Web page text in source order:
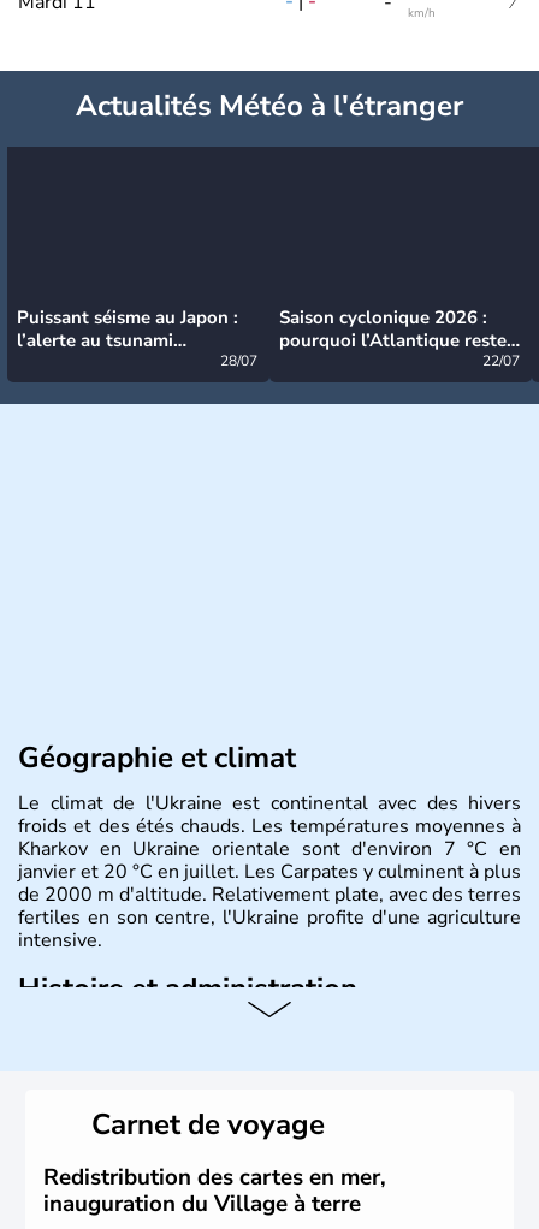
km/h
Actualités Météo à l'étranger
Puissant séisme au Japon :
l’alerte au tsunami
28/07
Saison cyclonique 2026 :
pourquoi l’Atlantique reste
22/07
Géographie et climat
Le climat de l'Ukraine est continental avec des hivers
froids et des étés chauds. Les températures moyennes à
Kharkov en Ukraine orientale sont d'environ 7 °C en
janvier et 20 °C en juillet. Les Carpates y culminent à plus
de 2000 m d'altitude. Relativement plate, avec des terres
fertiles en son centre, l'Ukraine profite d'une agriculture
intensive.
Histoire et administration
remonte au 24 août 1991. Sébastopol, Karkhov et
Odessa sont les principales villes d'Ukraine.
Carnet de voyage
Redistribution des cartes en mer,
inauguration du Village à terre